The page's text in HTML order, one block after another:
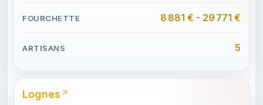
8 881 € - 29 771 €
5
Lognes